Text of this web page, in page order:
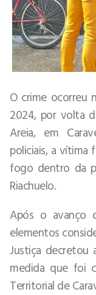
O crime ocorreu
2024, por volta
Areia, em
policiais, a vítima
fogo dentro da
Riachuelo.
Após o avanço
elementos
Justiça decretou
medida que foi
Territorial de